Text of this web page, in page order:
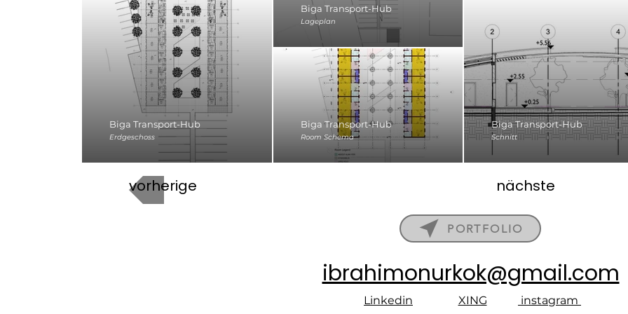
Biga Transport-Hub
Erdgeschoss
Biga Transport-Hub
Lageplan
Biga Transport-Hub
Room Schema
Biga Transport-Hub
Schnitt
vorherige nächste
PORTFOLIO
ibrahimonurkok@gmail.com
Linkedin XING instagram